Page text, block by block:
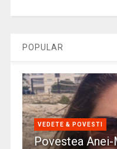
POPULAR
VEDETE & POVESTI
Povestea Anei-